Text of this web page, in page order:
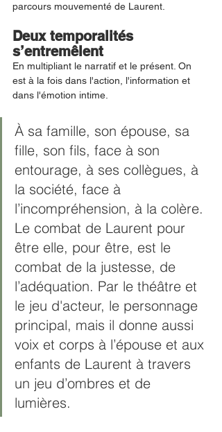
parcours mouvementé de Laurent.
Deux temporalités
s’entremêlent
En multipliant le narratif et le présent. On
est à la fois dans l'action, l'information et
dans l'émotion intime.
À sa famille, son épouse, sa
fille, son fils, face à son
entourage, à ses collègues, à
la société, face à
l’incompréhension, à la colère.
Le combat de Laurent pour
être elle, pour être, est le
combat de la justesse, de
l’adéquation. Par le théâtre et
le jeu d'acteur, le personnage
principal, mais il donne aussi
voix et corps à l’épouse et aux
enfants de Laurent à travers
un jeu d’ombres et de
lumières.